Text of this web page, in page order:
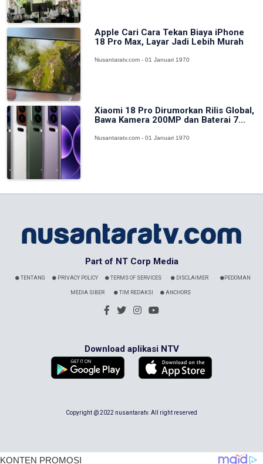
Apple Cari Cara Tekan Biaya iPhone
18 Pro Max, Layar Jadi Lebih Murah
Nusantaratv.com - 01 Januari 1970
Xiaomi 18 Pro Dirumorkan Rilis Global,
Bawa Kamera 200MP dan Baterai 7...
Nusantaratv.com - 01 Januari 1970
Part of NT Corp Media
TENTANG PRIVACY POLICY TERMS OF SERVICES DISCLAIMER PEDOMAN
MEDIA SIBER TIM REDAKSI ANCHORS
Download aplikasi NTV
Copyright @ 2022 nusantaratv. All right reserved